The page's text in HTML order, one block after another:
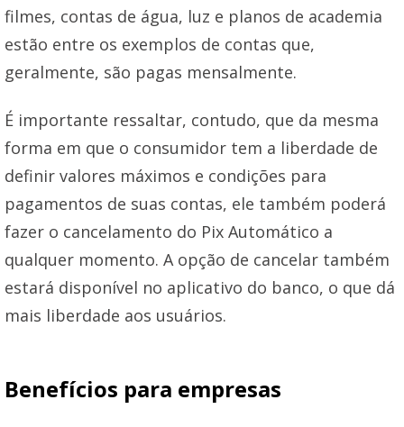
filmes, contas de água, luz e planos de academia
estão entre os exemplos de contas que,
geralmente, são pagas mensalmente.
É importante ressaltar, contudo, que da mesma
forma em que o consumidor tem a liberdade de
definir valores máximos e condições para
pagamentos de suas contas, ele também poderá
fazer o cancelamento do Pix Automático a
qualquer momento. A opção de cancelar também
estará disponível no aplicativo do banco, o que dá
mais liberdade aos usuários.
Benefícios para empresas